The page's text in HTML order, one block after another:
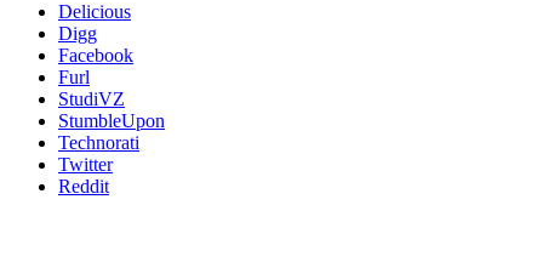
Delicious
Digg
Facebook
Furl
StudiVZ
StumbleUpon
Technorati
Twitter
Reddit